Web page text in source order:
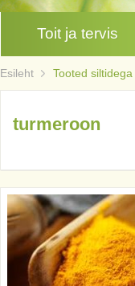
Toit ja tervis
Esileht Tooted siltidega
turmeroon